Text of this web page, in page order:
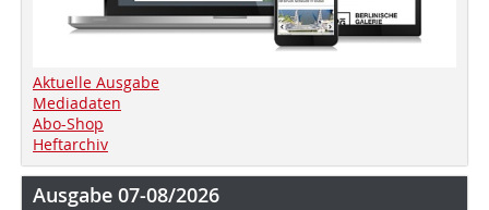
Aktuelle Ausgabe
Mediadaten
Abo-Shop
Heftarchiv
Ausgabe 07-08/2026